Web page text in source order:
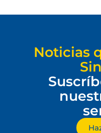
Noticias